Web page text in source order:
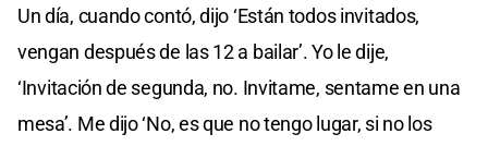
Un día, cuando contó, dijo ‘Están todos invitados,
vengan después de las 12 a bailar’. Yo le dije,
‘Invitación de segunda, no. Invitame, sentame en una
mesa’. Me dijo ‘No, es que no tengo lugar, si no los